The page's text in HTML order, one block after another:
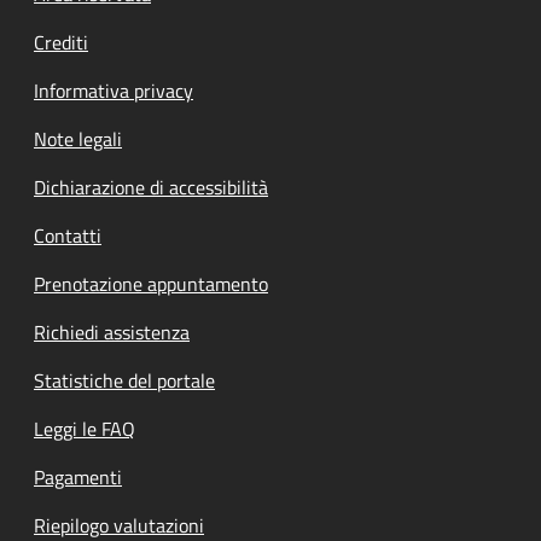
Crediti
Informativa privacy
Note legali
Dichiarazione di accessibilità
Contatti
Prenotazione appuntamento
Richiedi assistenza
Statistiche del portale
Leggi le FAQ
Pagamenti
Riepilogo valutazioni